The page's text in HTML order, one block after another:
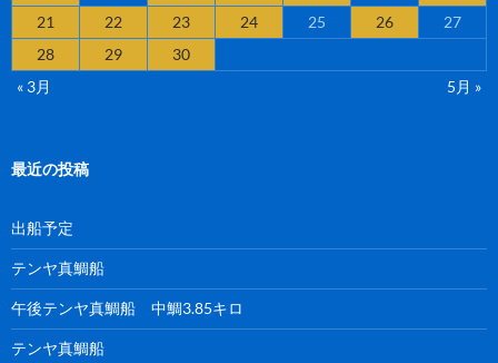
21
22 23 24 25 26
27
28
29
30
« 3月
5月 »
最近の投稿
出船予定
テンヤ真鯛船
午後テンヤ真鯛船 中鯛3.85キロ
テンヤ真鯛船